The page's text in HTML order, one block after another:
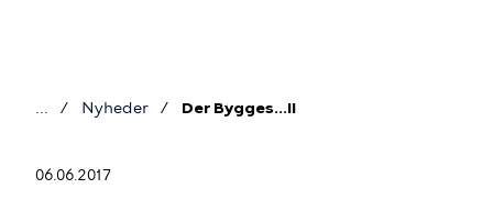
Nyheder Der Bygges...II
06.06.2017